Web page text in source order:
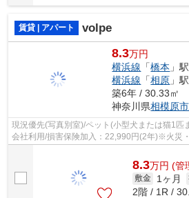
賃貸 | アパート volpe
8.3万円
横浜線 「橋本 」
横浜線 「相原 」
築6年 / 30.33㎡
神奈川県相模原
現況優先(写真別室)/ペット(小型犬または猫1匹
会社利用/損害保険加入：22,990円(2年)※火災
8.3万円 (管
敷金 1ヶ月
2階 / 1R /